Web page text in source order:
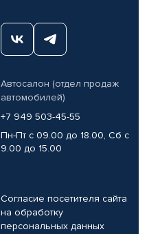
Автосалон (отдел продаж
автомобилей)
+7 949 503-45-55
Пн-Пт с 09.00 до 18.00, Сб с
9.00 до 15.00
Согласие посетителя сайта
на обработку
персональных данных